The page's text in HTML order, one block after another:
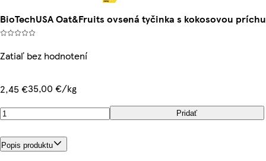
BioTechUSA Oat&Fruits ovsená tyčinka s kokosovou
Zatiaľ bez hodnotení
2,45 €35,00 €/kg
Pridať
Popis produktu